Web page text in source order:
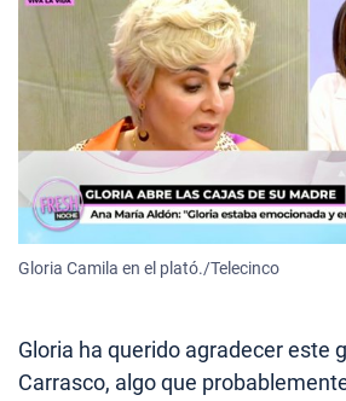
Gloria Camila en el plató./Telecinco
Gloria ha querido agradecer este
Carrasco, algo que